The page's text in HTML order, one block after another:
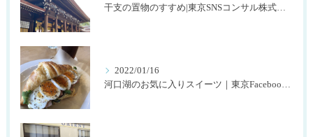
干支の置物のすすめ|東京SNSコンサル株式会社SNOWTIME125
2022/01/16
河口湖のお気に入りスイーツ｜東京Facebookコンサル株式会社SNOWTIME125